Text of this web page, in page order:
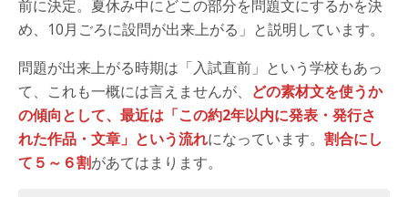
前に決定。夏休み中にどこの部分を問題文にするかを決
め、10月ごろに設問が出来上がる」と説明しています。
問題が出来上がる時期は「入試直前」という学校もあっ
て、これも一概には言えませんが、 どの素材文を使うか
の傾向として、最近は「この約2年以内に発表・発行さ
れた作品・文章」という流れになっています。 割合にし
て５～６割があてはまります。